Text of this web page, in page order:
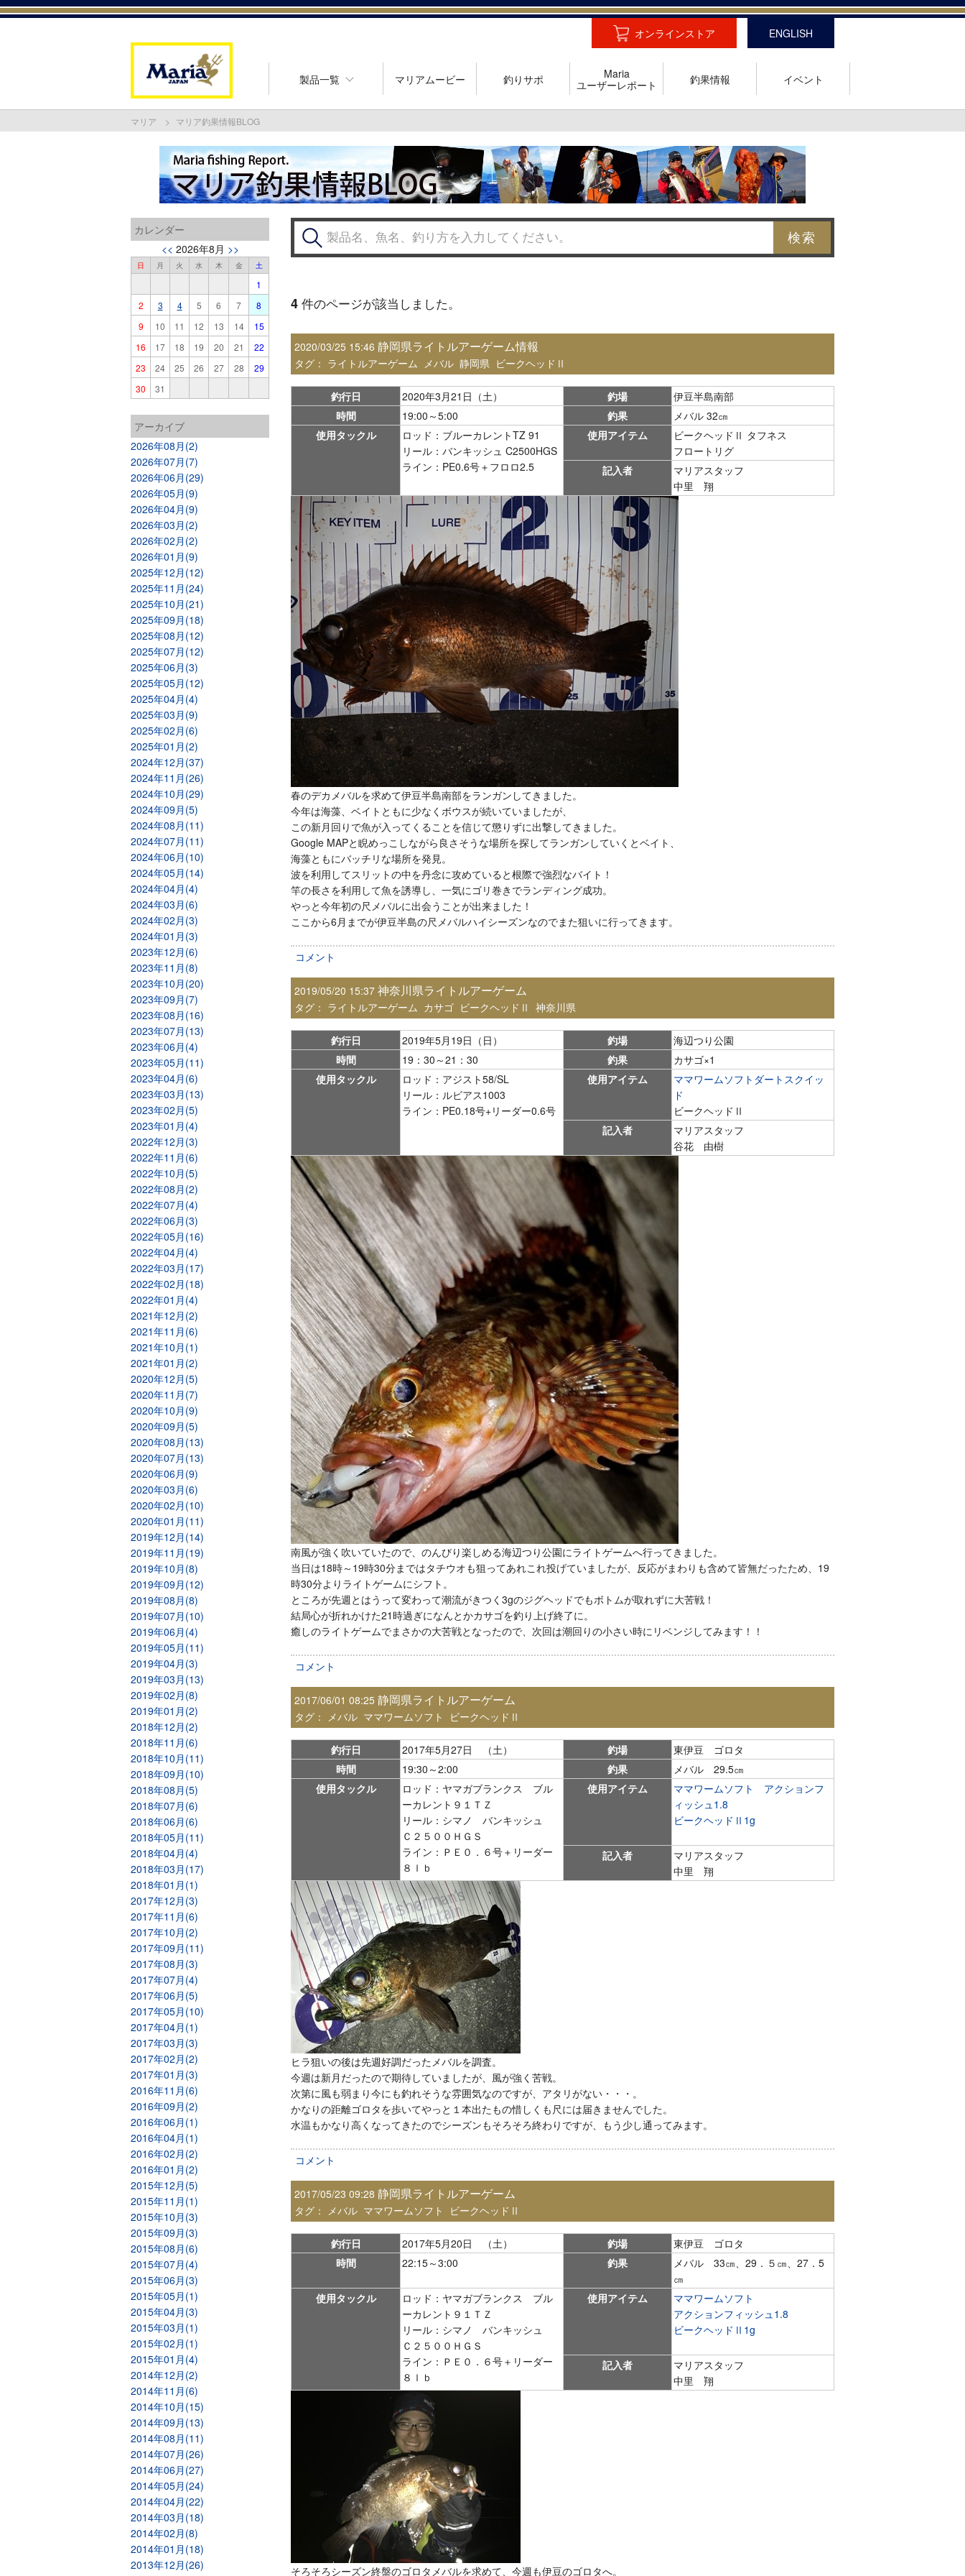
オンラインストア ENGLISH
製品一覧 マリアムービー 釣りサポ
Maria
ユーザーレポート
釣果情報 イベント
マリア マリア釣果情報BLOG
カレンダー
<< 2026年8月 >>
日 月 火 水 木 金 土
1
2
3 4 5 6 7
8
9
10 11 12 13 14
15
16
17 18 19 20 21
22
23
24 25 26 27 28
29
30
31
アーカイブ
2026年08月(2)
2026年07月(7)
2026年06月(29)
2026年05月(9)
2026年04月(9)
2026年03月(2)
2026年02月(2)
2026年01月(9)
2025年12月(12)
2025年11月(24)
2025年10月(21)
2025年09月(18)
2025年08月(12)
2025年07月(12)
2025年06月(3)
2025年05月(12)
2025年04月(4)
2025年03月(9)
2025年02月(6)
2025年01月(2)
2024年12月(37)
2024年11月(26)
2024年10月(29)
2024年09月(5)
2024年08月(11)
2024年07月(11)
2024年06月(10)
2024年05月(14)
2024年04月(4)
2024年03月(6)
2024年02月(3)
2024年01月(3)
2023年12月(6)
2023年11月(8)
2023年10月(20)
2023年09月(7)
2023年08月(16)
2023年07月(13)
2023年06月(4)
2023年05月(11)
2023年04月(6)
2023年03月(13)
2023年02月(5)
2023年01月(4)
2022年12月(3)
2022年11月(6)
2022年10月(5)
2022年08月(2)
2022年07月(4)
2022年06月(3)
2022年05月(16)
2022年04月(4)
2022年03月(17)
2022年02月(18)
2022年01月(4)
2021年12月(2)
2021年11月(6)
2021年10月(1)
2021年01月(2)
2020年12月(5)
2020年11月(7)
2020年10月(9)
2020年09月(5)
2020年08月(13)
2020年07月(13)
2020年06月(9)
2020年03月(6)
2020年02月(10)
2020年01月(11)
2019年12月(14)
2019年11月(19)
2019年10月(8)
2019年09月(12)
2019年08月(8)
2019年07月(10)
2019年06月(4)
2019年05月(11)
2019年04月(3)
2019年03月(13)
2019年02月(8)
2019年01月(2)
2018年12月(2)
2018年11月(6)
2018年10月(11)
2018年09月(10)
2018年08月(5)
2018年07月(6)
2018年06月(6)
2018年05月(11)
2018年04月(4)
2018年03月(17)
2018年01月(1)
2017年12月(3)
2017年11月(6)
2017年10月(2)
2017年09月(11)
2017年08月(3)
2017年07月(4)
2017年06月(5)
2017年05月(10)
2017年04月(1)
2017年03月(3)
2017年02月(2)
2017年01月(3)
2016年11月(6)
2016年09月(2)
2016年06月(1)
2016年04月(1)
2016年02月(2)
2016年01月(2)
2015年12月(5)
2015年11月(1)
2015年10月(3)
2015年09月(3)
2015年08月(6)
2015年07月(4)
2015年06月(3)
2015年05月(1)
2015年04月(3)
2015年03月(1)
2015年02月(1)
2015年01月(4)
2014年12月(2)
2014年11月(6)
2014年10月(15)
2014年09月(13)
2014年08月(11)
2014年07月(26)
2014年06月(27)
2014年05月(24)
2014年04月(22)
2014年03月(18)
2014年02月(8)
2014年01月(18)
2013年12月(26)
4 件のページが該当しました。
2020/03/25 15:46 静岡県ライトルアーゲーム情報
タグ： ライトルアーゲーム メバル 静岡県 ビークヘッドⅡ
釣行日 2020年3月21日（土） 釣場
伊豆半島南部
時間
19:00～5:00 釣果
メバル 32㎝
使用タックル
ロッド：ブルーカレントTZ 91
リール：バンキッシュ C2500HGS
ライン：PE0.6号＋フロロ2.5
使用アイテム
ビークヘッドⅡ タフネス
フロートリグ
記入者
マリアスタッフ
中里 翔
春のデカメバルを求めて伊豆半島南部をランガンしてきました。
今年は海藻、ベイトともに少なくボウスが続いていましたが、
この新月回りで魚が入ってくることを信じて懲りずに出撃してきました。
Google MAPと睨めっこしながら良さそうな場所を探してランガンしていくとベイト、
海藻ともにバッチリな場所を発見。
波を利用してスリットの中を丹念に攻めていると根際で強烈なバイト！
竿の長さを利用して魚を誘導し、一気にゴリ巻きでランディング成功。
やっと今年初の尺メバルに出会うことが出来ました！
ここから6月までが伊豆半島の尺メバルハイシーズンなのでまた狙いに行ってきます。
コメント
2019/05/20 15:37 神奈川県ライトルアーゲーム
タグ： ライトルアーゲーム カサゴ ビークヘッドⅡ 神奈川県
釣行日 2019年5月19日（日） 釣場
海辺つり公園
時間
19：30～21：30 釣果
カサゴ×1
使用タックル
ロッド：アジスト58/SL
リール：ルビアス1003
ライン：PE0.18号+リーダー0.6号
使用アイテム
ママワームソフトダートスクイッ
ド
ビークヘッドⅡ
記入者
マリアスタッフ
谷花 由樹
南風が強く吹いていたので、のんびり楽しめる海辺つり公園にライトゲームへ行ってきました。
当日は18時～19時30分まではタチウオも狙ってあれこれ投げていましたが、反応がまわりも含めて皆無だったため、19
時30分よりライトゲームにシフト。
ところが先週とはうって変わって潮流がきつく3gのジグヘッドでもボトムが取れずに大苦戦！
結局心が折れかけた21時過ぎになんとかカサゴを釣り上げ終了に。
癒しのライトゲームでまさかの大苦戦となったので、次回は潮回りの小さい時にリベンジしてみます！！
コメント
2017/06/01 08:25 静岡県ライトルアーゲーム
タグ： メバル ママワームソフト ビークヘッドⅡ
釣行日 2017年5月27日 （土） 釣場
東伊豆 ゴロタ
時間
19:30～2:00 釣果
メバル 29.5㎝
使用タックル
ロッド：ヤマガブランクス ブル
ーカレント９１ＴＺ
リール：シマノ バンキッシュ
Ｃ２５００ＨＧＳ
ライン：ＰＥ０．６号＋リーダー
８ｌｂ
使用アイテム
ママワームソフト アクションフ
ィッシュ1.8
ビークヘッドⅡ1g
記入者
マリアスタッフ
中里 翔
ヒラ狙いの後は先週好調だったメバルを調査。
今週は新月だったので期待していましたが、風が強く苦戦。
次第に風も弱まり今にも釣れそうな雰囲気なのですが、アタリがない・・・。
かなりの距離ゴロタを歩いてやっと１本出たもの惜しくも尺には届きませんでした。
水温もかなり高くなってきたのでシーズンもそろそろ終わりですが、もう少し通ってみます。
コメント
2017/05/23 09:28 静岡県ライトルアーゲーム
タグ： メバル ママワームソフト ビークヘッドⅡ
釣行日 2017年5月20日 （土） 釣場
東伊豆 ゴロタ
時間
22:15～3:00 釣果
メバル 33㎝、29．５㎝、27．5
㎝
使用タックル
ロッド：ヤマガブランクス ブル
ーカレント９１ＴＺ
リール：シマノ バンキッシュ
Ｃ２５００ＨＧＳ
ライン：ＰＥ０．６号＋リーダー
８ｌｂ
使用アイテム
ママワームソフト
アクションフィッシュ1.8
ビークヘッドⅡ1g
記入者
マリアスタッフ
中里 翔
そろそろシーズン終盤のゴロタメバルを求めて、今週も伊豆のゴロタへ。